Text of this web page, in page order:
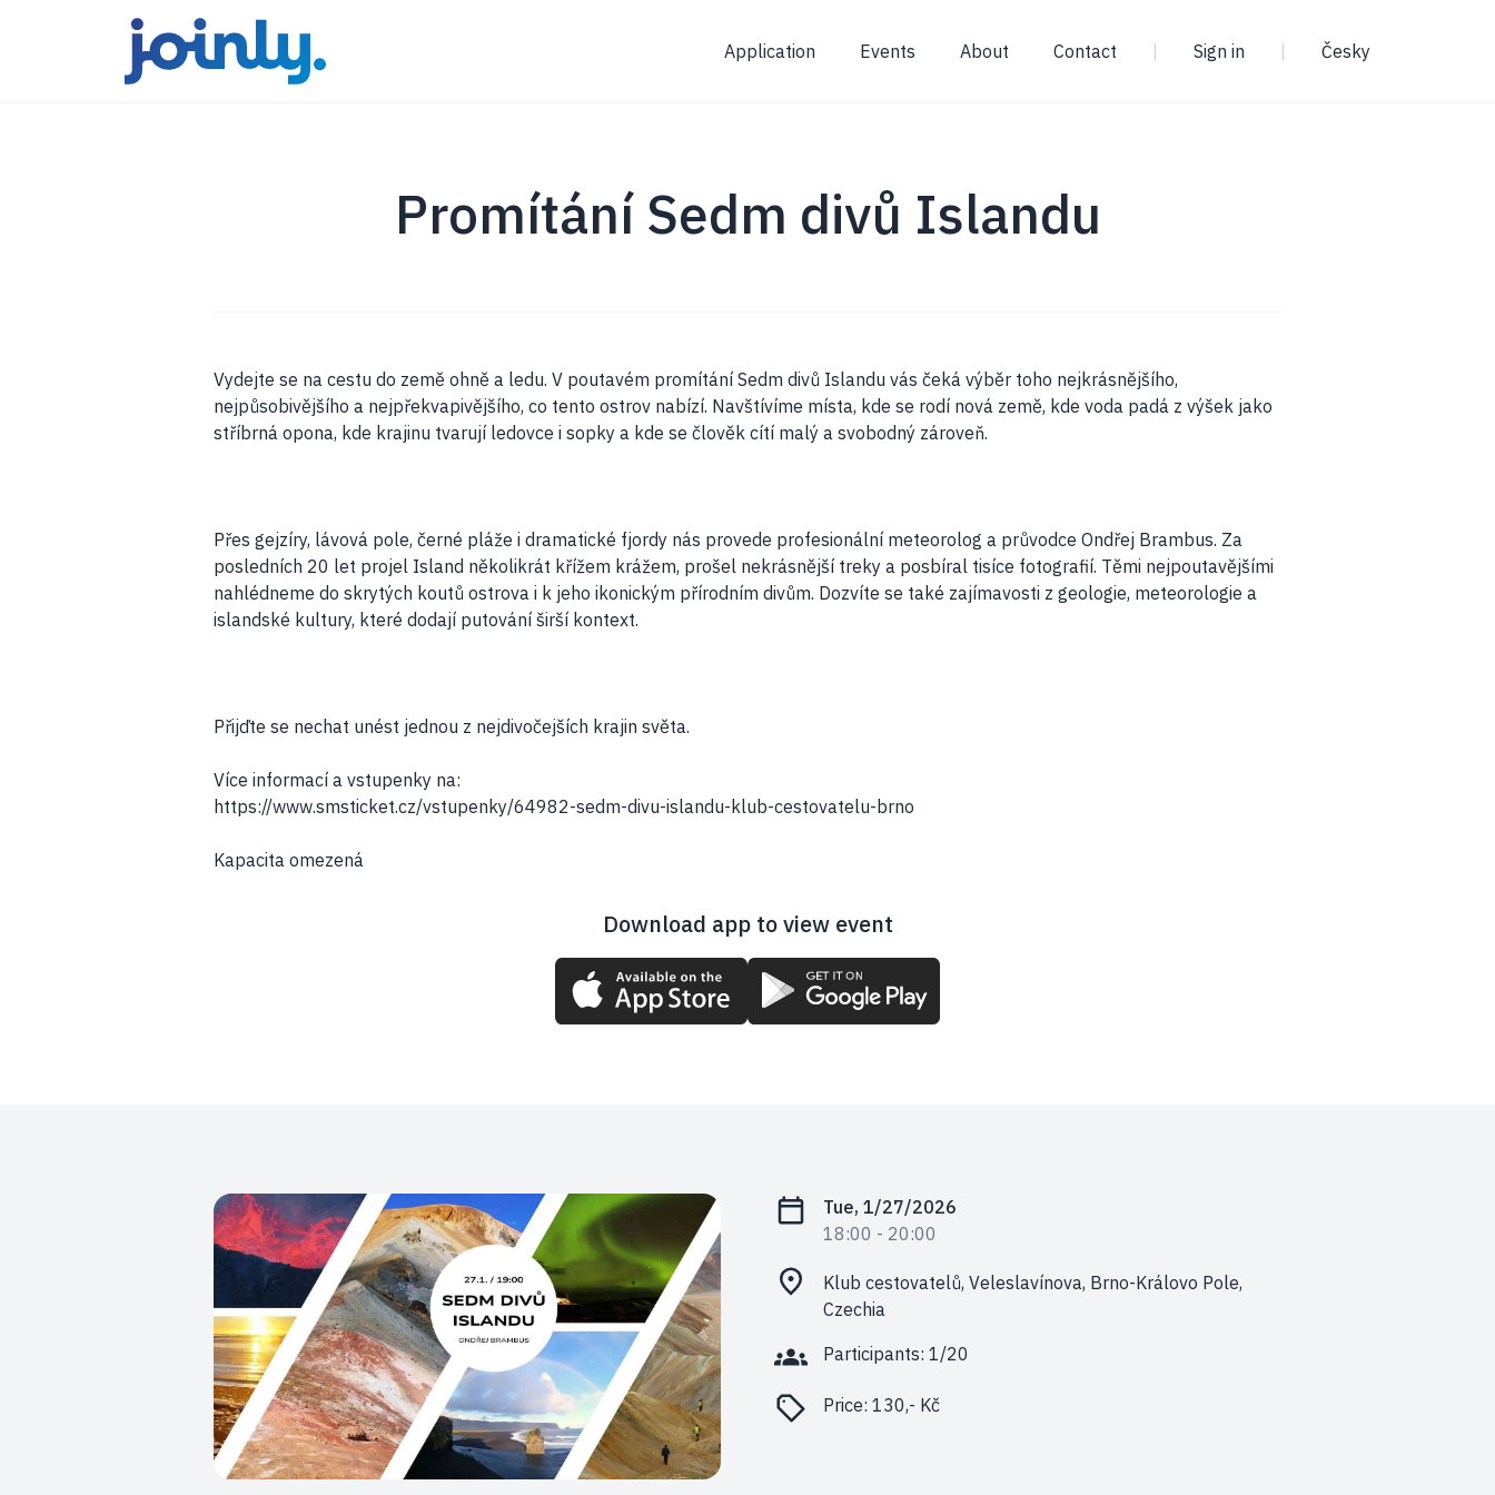
Application Events About Contact Sign in Česky
Promítání Sedm divů Islandu
Vydejte se na cestu do země ohně a ledu. V poutavém promítání Sedm divů Islandu vás čeká výběr toho nejkrásnějšího,
nejpůsobivějšího a nejpřekvapivějšího, co tento ostrov nabízí. Navštívíme místa, kde se rodí nová země, kde voda padá z výšek jako
stříbrná opona, kde krajinu tvarují ledovce i sopky a kde se člověk cítí malý a svobodný zároveň.
Přes gejzíry, lávová pole, černé pláže i dramatické fjordy nás provede profesionální meteorolog a průvodce Ondřej Brambus. Za
posledních 20 let projel Island několikrát křížem krážem, prošel nekrásnější treky a posbíral tisíce fotografií. Těmi nejpoutavějšími
nahlédneme do skrytých koutů ostrova i k jeho ikonickým přírodním divům. Dozvíte se také zajímavosti z geologie, meteorologie a
islandské kultury, které dodají putování širší kontext.
Přijďte se nechat unést jednou z nejdivočejších krajin světa.
Více informací a vstupenky na:
https://www.smsticket.cz/vstupenky/64982-sedm-divu-islandu-klub-cestovatelu-brno
Kapacita omezená
Download app to view event
Tue, 1/27/2026
18:00 - 20:00
Klub cestovatelů, Veleslavínova, Brno-Královo Pole,
Czechia
Participants: 1/20
Price: 130,- Kč